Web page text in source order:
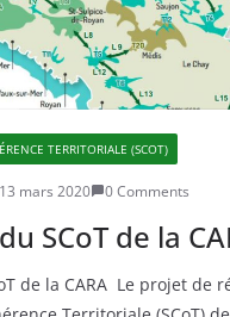
TERRITORIALE (SCOT)
13 mars 2020 0 Comments
SCoT de la
de la CARA Le projet de